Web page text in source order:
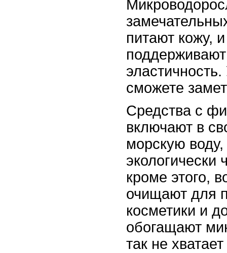
питают кожу,
сможете
Средства с
включают в
морскую
экологически
кроме этого,
очищают для
косметики и
обогащают
так не